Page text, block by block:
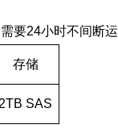
要24小时不间断运
存储
2TB SAS